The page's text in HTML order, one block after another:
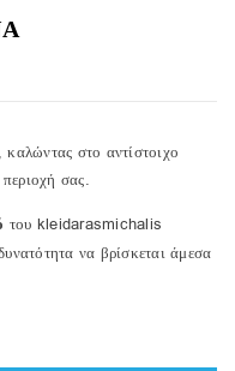
καλώντας στο αντίστοιχο
σας.
του kleidarasmichalis
να βρίσκεται άμεσα